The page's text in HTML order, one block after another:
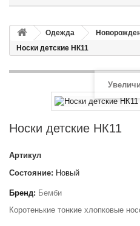
Одежда
Носки детские НК11
Носки детские НК11
Артикул
Состояние: Новый
Бренд: Бемби
Коротенькие тонкие хлопковые